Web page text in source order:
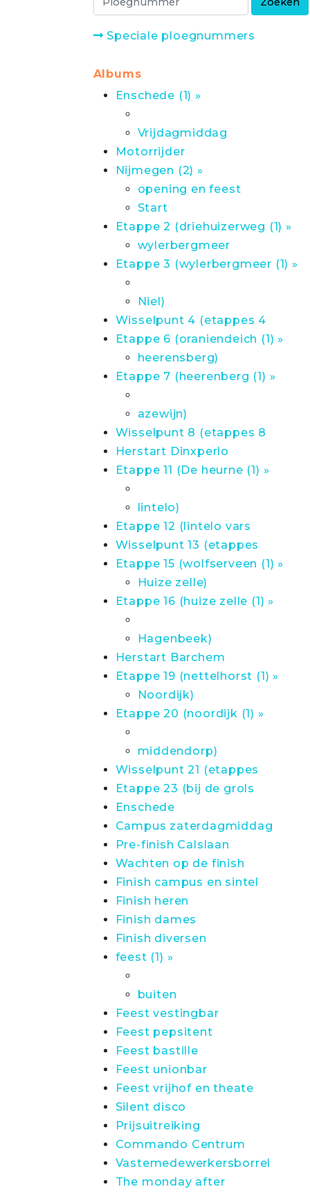
Speciale ploegnummers
Albums
Enschede (1) »
Vrijdagmiddag
Motorrijder
Nijmegen (2) »
opening en feest
Start
Etappe 2 (driehuizerweg (1) »
wylerbergmeer
Etappe 3 (wylerbergmeer (1) »
Niel)
Wisselpunt 4 (etappes 4
Etappe 6 (oraniendeich (1) »
heerensberg)
Etappe 7 (heerenberg (1) »
azewijn)
Wisselpunt 8 (etappes 8
Herstart Dinxperlo
Etappe 11 (De heurne (1) »
lintelo)
Etappe 12 (lintelo vars
Wisselpunt 13 (etappes
Etappe 15 (wolfserveen (1) »
Huize zelle)
Etappe 16 (huize zelle (1) »
Hagenbeek)
Herstart Barchem
Etappe 19 (nettelhorst (1) »
Noordijk)
Etappe 20 (noordijk (1) »
middendorp)
Wisselpunt 21 (etappes
Etappe 23 (bij de grols
Enschede
Campus zaterdagmiddag
Pre-finish Calslaan
Wachten op de finish
Finish campus en sintel
Finish heren
Finish dames
Finish diversen
feest (1) »
buiten
Feest vestingbar
Feest pepsitent
Feest bastille
Feest unionbar
Feest vrijhof en theate
Silent disco
Prijsuitreiking
Commando Centrum
Vastemedewerkersborrel
The monday after